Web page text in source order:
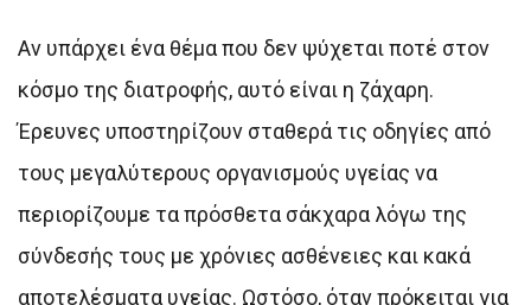
Αν υπάρχει ένα θέμα που δεν ψύχεται ποτέ στον
κόσμο της διατροφής, αυτό είναι η ζάχαρη.
Έρευνες υποστηρίζουν σταθερά τις οδηγίες από
τους μεγαλύτερους οργανισμούς υγείας να
περιορίζουμε τα πρόσθετα σάκχαρα λόγω της
σύνδεσής τους με χρόνιες ασθένειες και κακά
αποτελέσματα υγείας. Ωστόσο, όταν πρόκειται για